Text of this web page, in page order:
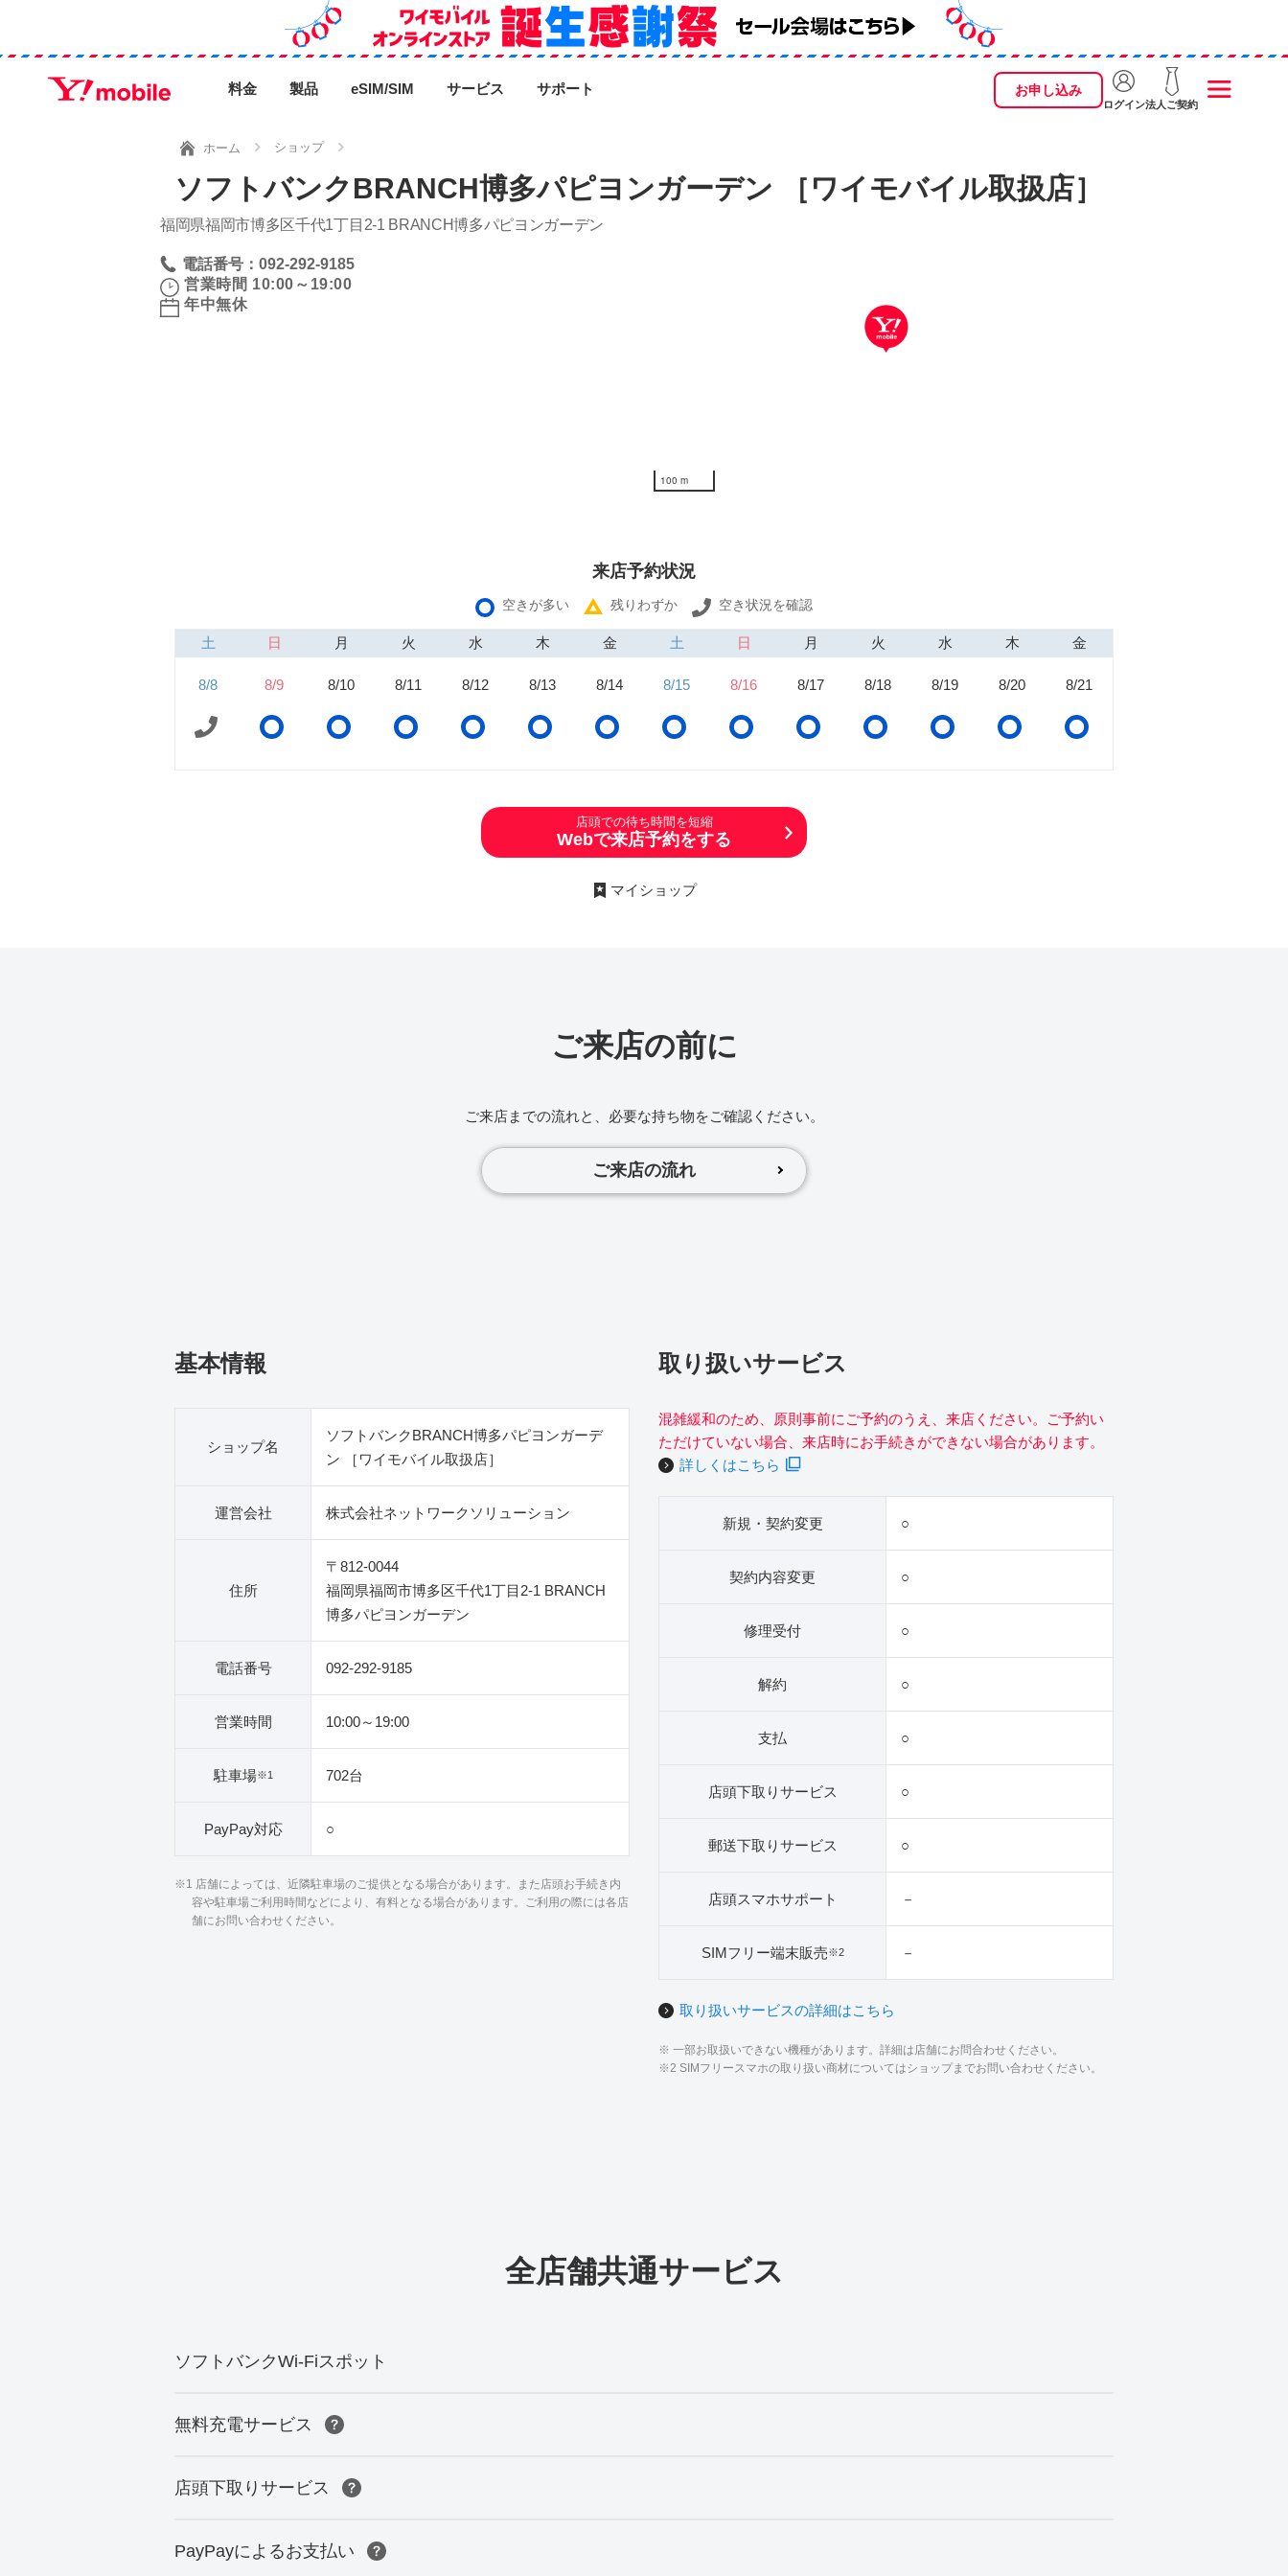
料金 製品 eSIM/SIM サービス サポート お申し込み
ログイン法人ご契約
ホーム ショップ
ソフトバンクBRANCH博多パピヨンガーデン ［ワイモバイル取扱店］
福岡県福岡市博多区千代1丁目2‐1 BRANCH博多パピヨンガーデン
電話番号：092-292-9185
営業時間 10:00～19:00
年中無休
100 m
来店予約状況
空きが多い 残りわずか 空き状況を確認
土 日 月 火 水 木 金 土 日 月 火 水 木 金
8/8 8/9 8/10 8/11 8/12 8/13 8/14 8/15 8/16 8/17 8/18 8/19 8/20 8/21
店頭での待ち時間を短縮
Webで来店予約をする
マイショップ
ご来店の前に
ご来店までの流れと、必要な持ち物をご確認ください。
ご来店の流れ
基本情報
ショップ名
ソフトバンクBRANCH博多パピヨンガーデ
ン ［ワイモバイル取扱店］
運営会社 株式会社ネットワークソリューション
住所
〒812-0044
福岡県福岡市博多区千代1丁目2‐1 BRANCH
博多パピヨンガーデン
電話番号 092-292-9185
営業時間 10:00～19:00
駐車場※1 702台
PayPay対応 ○
※1 店舗によっては、近隣駐車場のご提供となる場合があります。また店頭お手続き内
容や駐車場ご利用時間などにより、有料となる場合があります。ご利用の際には各店
舗にお問い合わせください。
取り扱いサービス
混雑緩和のため、原則事前にご予約のうえ、来店ください。ご予約い
ただけていない場合、来店時にお手続きができない場合があります。
詳しくはこちら
新規・契約変更 ○
契約内容変更 ○
修理受付 ○
解約 ○
支払 ○
店頭下取りサービス ○
郵送下取りサービス ○
店頭スマホサポート －
SIMフリー端末販売※2 －
取り扱いサービスの詳細はこちら
※ 一部お取扱いできない機種があります。詳細は店舗にお問合わせください。
※2 SIMフリースマホの取り扱い商材についてはショップまでお問い合わせください。
全店舗共通サービス
ソフトバンクWi-Fiスポット
無料充電サービス
店頭下取りサービス
PayPayによるお支払い